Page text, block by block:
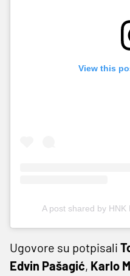
View this
A post shared by
Ugovore su potpisali
Edvin Pašagić, Karlo